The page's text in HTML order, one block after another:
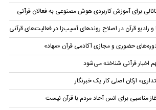
و رادیو قرآن در اصلاح روندهای آسیب‌زا در فعالیت‌های قرآنی
حضوری و مجازی آکادمی قرآن «مهاد»
اخبار قرآنی شناخته می‌شود
ارکان اصلی کار یک خبرنگار
مناسبی برای انس آحاد مردم با قرآن نیست